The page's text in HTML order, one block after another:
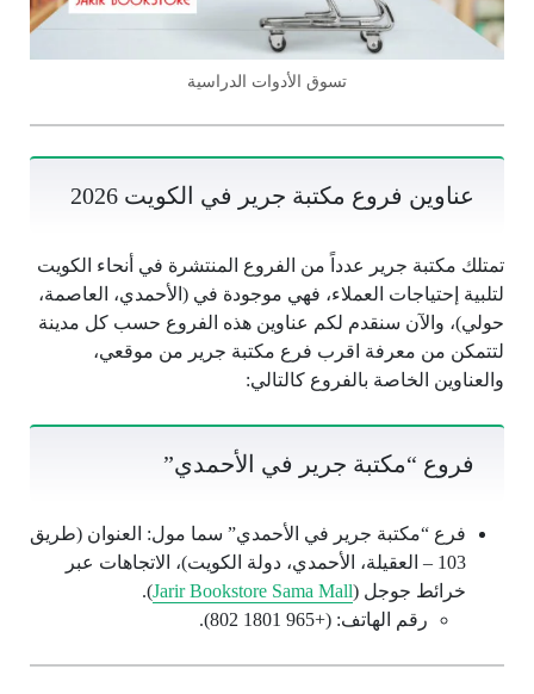
تسوق الأدوات الدراسية
عناوين فروع مكتبة جرير في الكويت 2026
تمتلك مكتبة جرير عدداً من الفروع المنتشرة في أنحاء الكويت
لتلبية إحتياجات العملاء، فهي موجودة في (الأحمدي، العاصمة،
حولي)، والآن سنقدم لكم عناوين هذه الفروع حسب كل مدينة
لتتمكن من معرفة اقرب فرع مكتبة جرير من موقعي،
والعناوين الخاصة بالفروع كالتالي:
فروع “مكتبة جرير في الأحمدي”
فرع “مكتبة جرير في الأحمدي” سما مول: العنوان (طريق
103 – العقيلة، الأحمدي، دولة الكويت)، الاتجاهات عبر
خرائط جوجل (Jarir Bookstore Sama Mall
).
رقم الهاتف: (+965 1801 802).